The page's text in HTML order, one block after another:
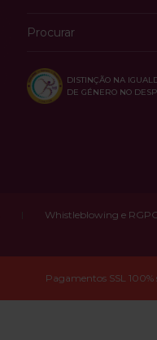
Procurar
DISTINÇÃO NA
DE GÉNERO NO
Whistleblowing e RGPC
Pagamentos SSL 100%